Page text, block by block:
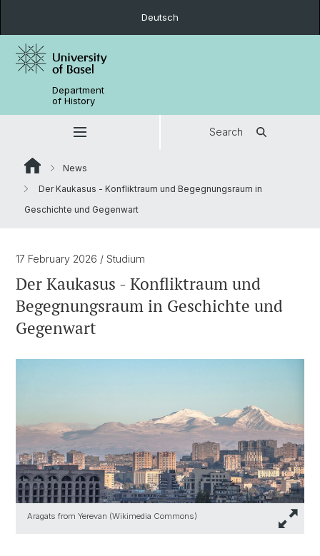
Deutsch
Department
of History
Search
News
Der Kaukasus - Konfliktraum und Begegnungsraum in
Geschichte und Gegenwart
17 February 2026 / Studium
Der Kaukasus - Konfliktraum und
Begegnungsraum in Geschichte und
Gegenwart
Aragats from Yerevan (Wikimedia Commons)